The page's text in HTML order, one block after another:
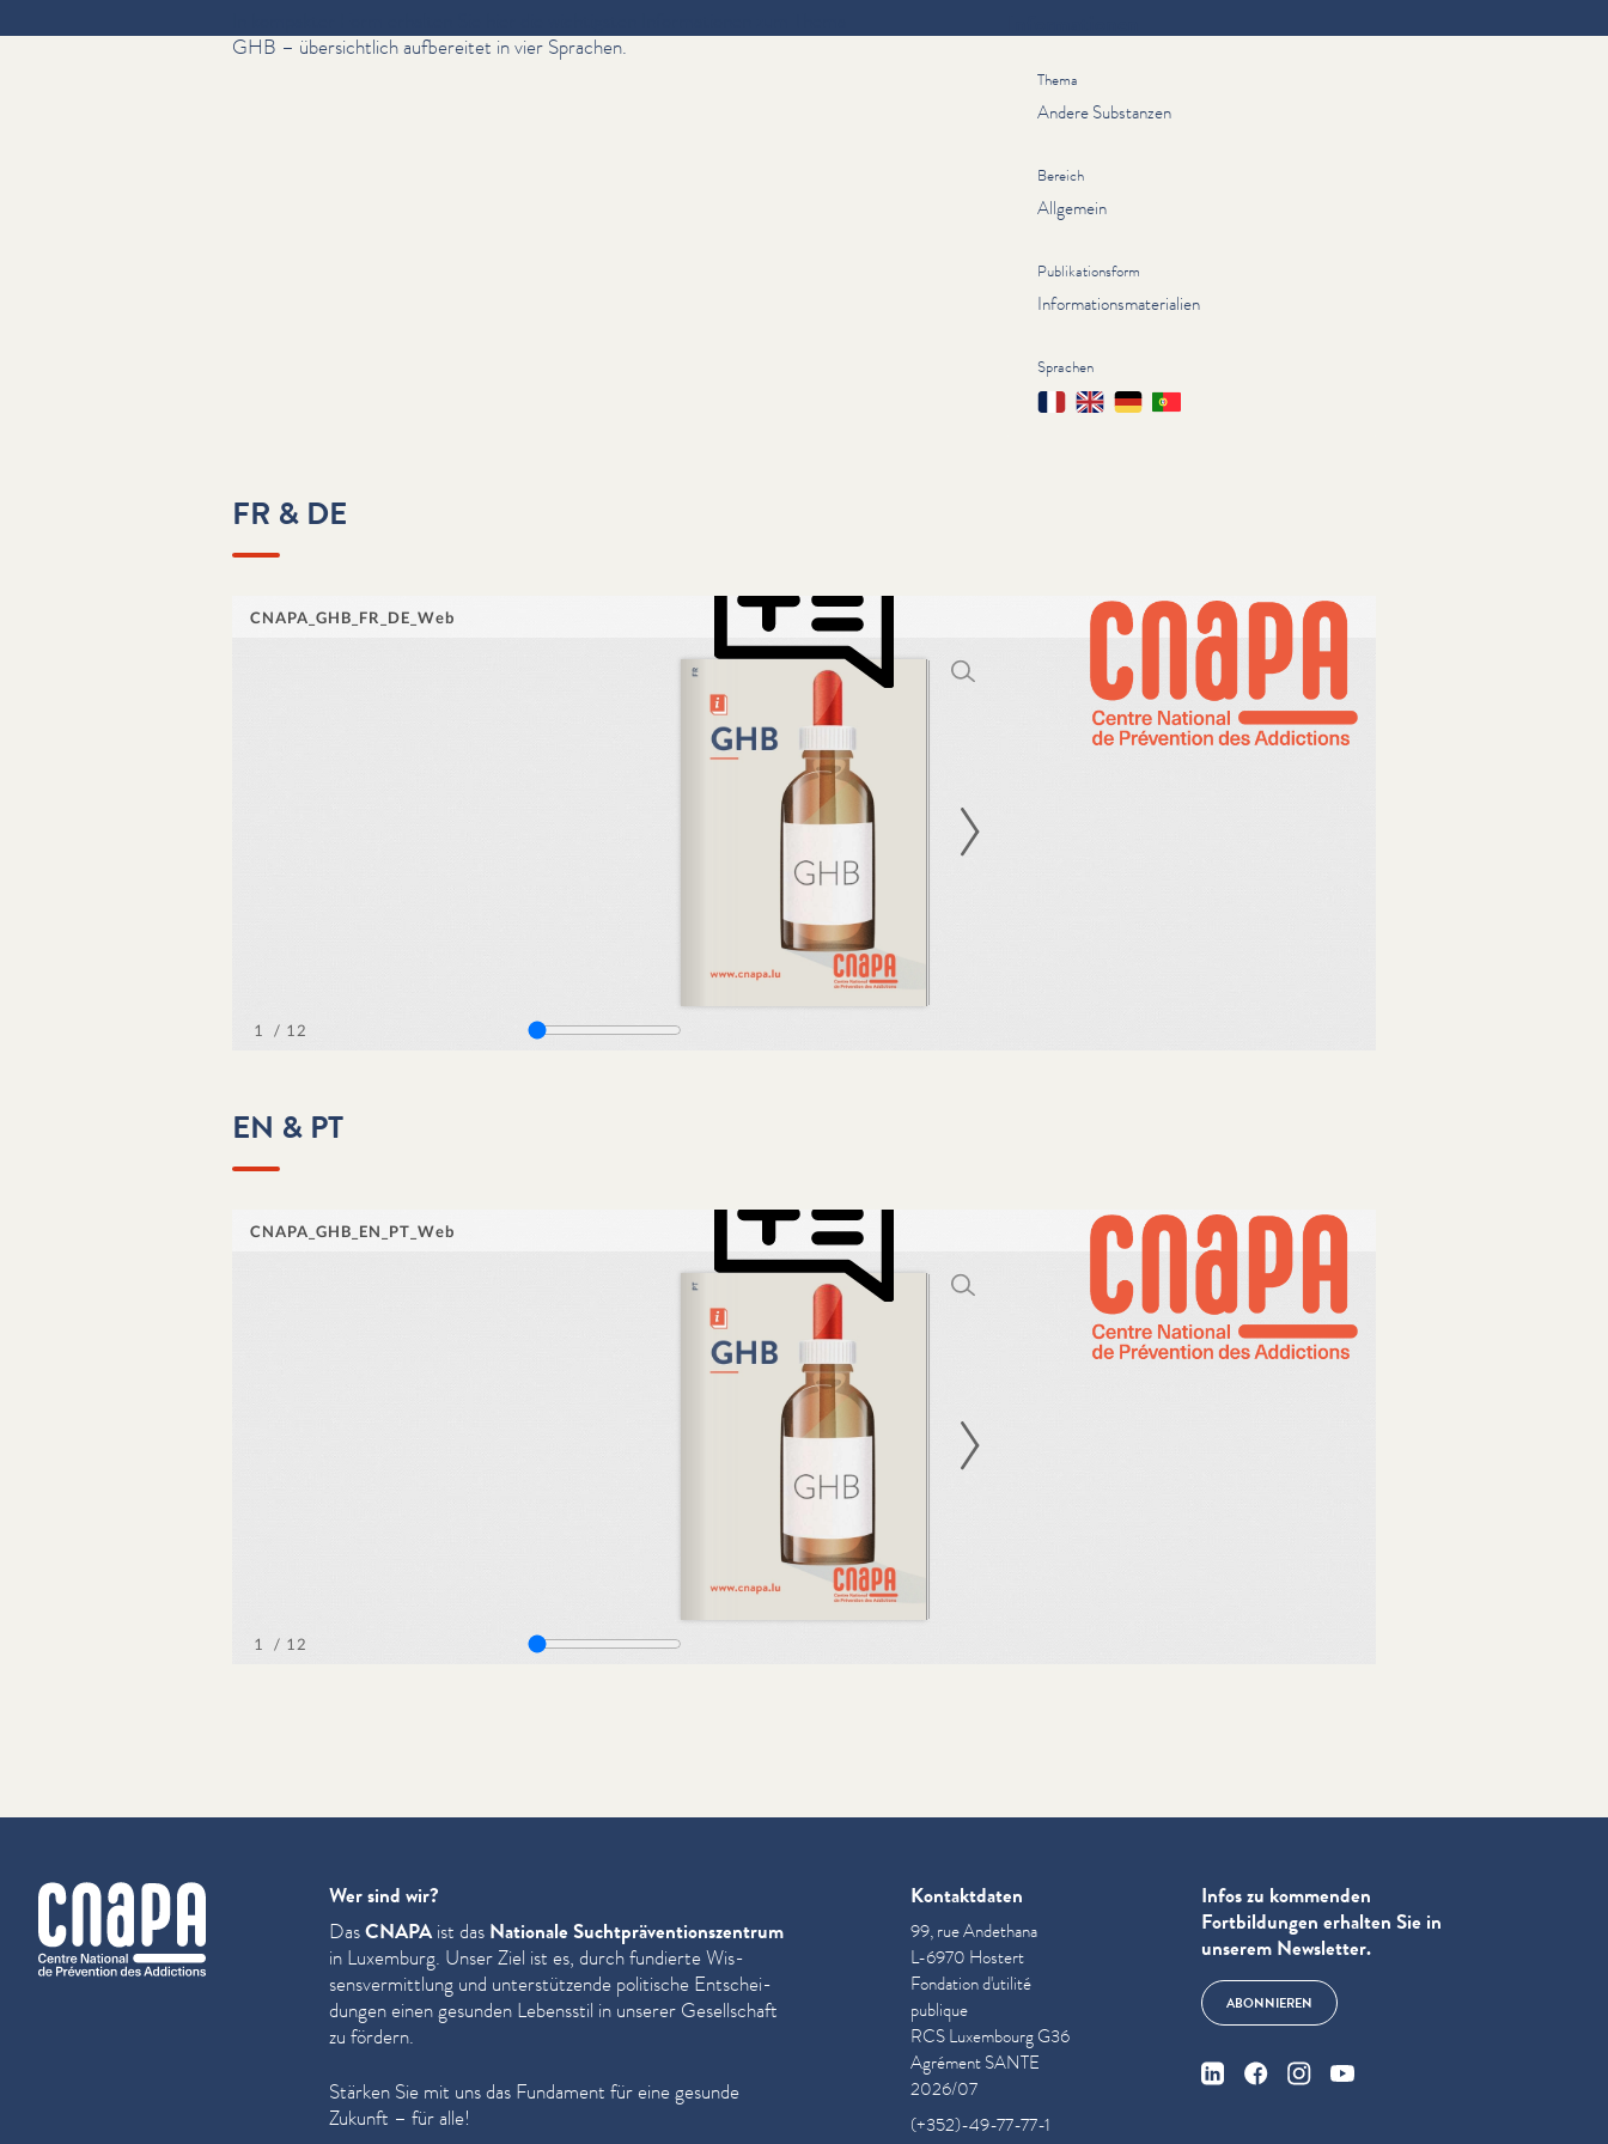
Thema
Andere Substanzen
Bereich
Allgemein
Publikationsform
Informationsmaterialien
Sprachen
FrançaisEnglishDeutschPortuguês
GHB – über­sichtlich aufbereitet in vier Sprachen.
FR & DE
EN & PT
cnapa
Wer sind wir?
DasCNAPAist das Nationale Sucht­präven­tion­szen­trum
in Luxemburg. Unser Ziel ist es, durch fundierte Wis­
sensver­mit­tlung und unter­stützende politische Entschei­
dun­gen einen gesunden Lebensstil in unserer Gesellschaft
zu fördern.
Stärken Sie mit uns das Fundament für eine gesunde
Zukunft – für alle!
Kontaktdaten
99, rue Andethana
L-6970 Hostert
Fondation d'utilité
publique
RCS Luxembourg G36
Agrément SANTE
2026/07
(+352)-49-77-77-1
Infos zu kommenden
Fortbildungen erhalten Sie in
unserem Newsletter.
ABONNIEREN